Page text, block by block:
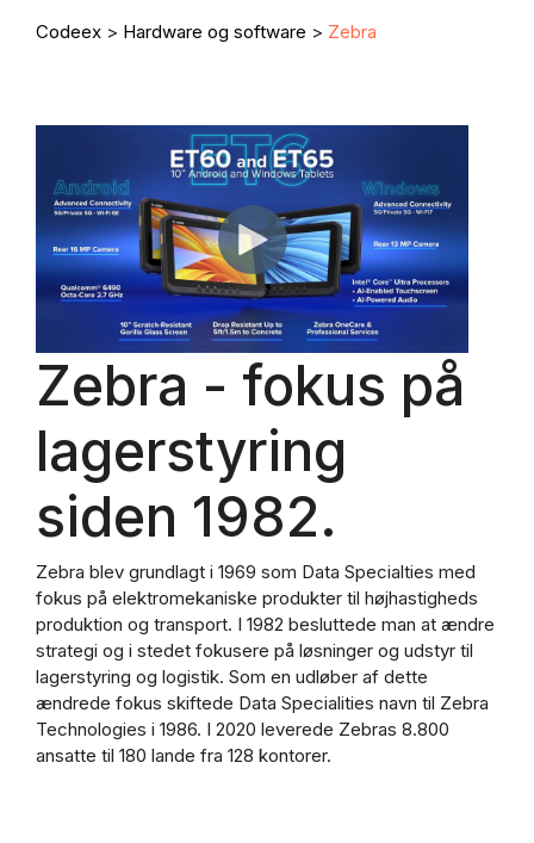
Codeex > Hardware og software > Zebra
Zebra - fokus på
lagerstyring
siden 1982.
Zebra blev grundlagt i 1969 som Data Specialties med
fokus på elektromekaniske produkter til højhastigheds
produktion og transport. I 1982 besluttede man at ændre
strategi og i stedet fokusere på løsninger og udstyr til
lagerstyring og logistik. Som en udløber af dette
ændrede fokus skiftede Data Specialities navn til Zebra
Technologies i 1986. I 2020 leverede Zebras 8.800
ansatte til 180 lande fra 128 kontorer.